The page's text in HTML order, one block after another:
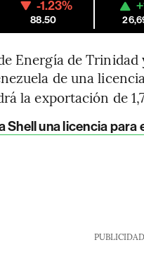
-1.23%
88.50
Energía de Trinidad
de una
la exportación de
Shell una licencia
PUBLICIDAD